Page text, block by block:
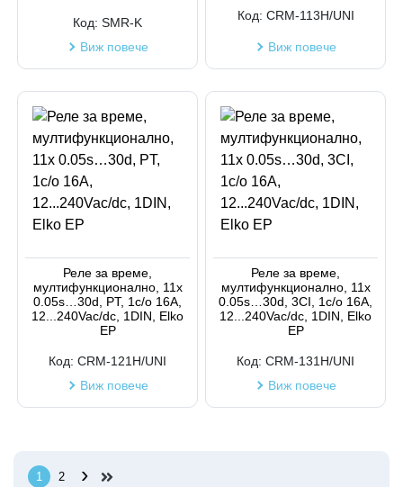
Код: SMR-K
Виж повече
Код: CRM-113H/UNI
Виж повече
Реле за време,
мултифункционално, 11x
0.05s…30d, PT, 1c/o 16A,
12...240Vac/dc, 1DIN, Elko
EP
Код: CRM-121H/UNI
Виж повече
Реле за време,
мултифункционално, 11x
0.05s…30d, 3CI, 1c/o 16A,
12...240Vac/dc, 1DIN, Elko
EP
Код: CRM-131H/UNI
Виж повече
1 2 ›